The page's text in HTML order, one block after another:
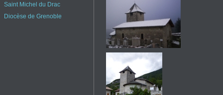
Saint Michel du Drac
Diocèse de Grenoble